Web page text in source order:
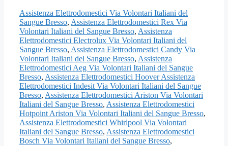
Assistenza Elettrodomestici Via Volontari Italiani del
Sangue Bresso, Assistenza Elettrodomestici Rex Via
Volontari Italiani del Sangue Bresso, Assistenza
Elettrodomestici Electrolux Via Volontari Italiani del
Sangue Bresso, Assistenza Elettrodomestici Candy Via
Volontari Italiani del Sangue Bresso, Assistenza
Elettrodomestici Aeg Via Volontari Italiani del Sangue
Bresso, Assistenza Elettrodomestici Hoover Assistenza
Elettrodomestici Indesit Via Volontari Italiani del Sangue
Bresso, Assistenza Elettrodomestici Ariston Via Volontari
Italiani del Sangue Bresso, Assistenza Elettrodomestici
Hotpoint Ariston Via Volontari Italiani del Sangue Bresso,
Assistenza Elettrodomestici Whirlpool Via Volontari
Italiani del Sangue Bresso, Assistenza Elettrodomestici
Bosch Via Volontari Italiani del Sangue Bresso,